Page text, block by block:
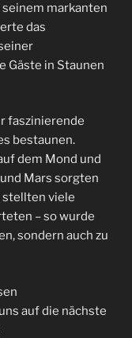
seinem markanten
das
Gäste in Staunen
faszinierende
bestaunen.
dem Mond und
Mars sorgten
stellten viele
– so wurde
sondern auch zu
auf die nächste